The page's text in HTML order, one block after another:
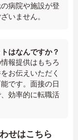
病院や施設が登
いません。
はなんですか？
報提供はもちろ
お伝えいただく
です。面接の日
効率的に転職活
せはこちら